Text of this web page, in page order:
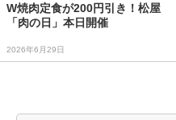
W焼肉定食が200円引き！松屋
「肉の日」本日開催
2026年6月29日